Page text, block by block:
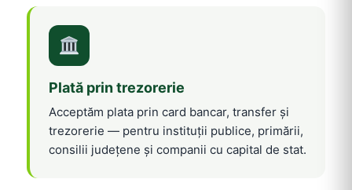
Plată prin trezorerie
Acceptăm plata prin card bancar, transfer și
trezorerie — pentru instituții publice, primării,
consilii județene și companii cu capital de stat.